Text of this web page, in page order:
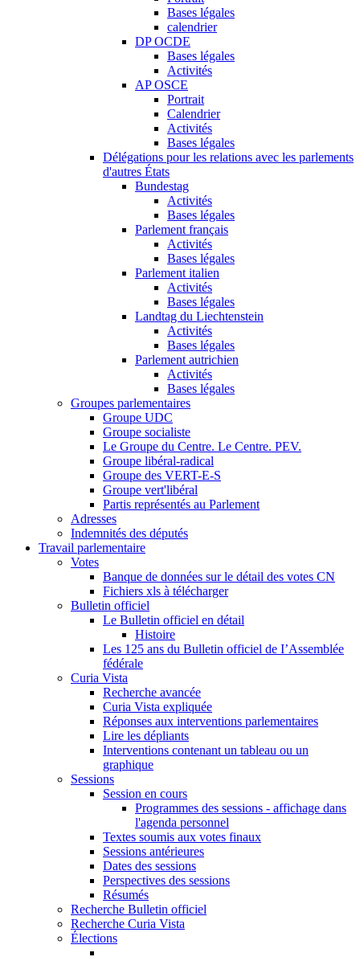
Bases légales
calendrier
DP OCDE
Bases légales
Activités
AP OSCE
Portrait
Calendrier
Activités
Bases légales
Délégations pour les relations avec les parlements
d'autres États
Bundestag
Activités
Bases légales
Parlement français
Activités
Bases légales
Parlement italien
Activités
Bases légales
Landtag du Liechtenstein
Activités
Bases légales
Parlement autrichien
Activités
Bases légales
Groupes parlementaires
Groupe UDC
Groupe socialiste
Le Groupe du Centre. Le Centre. PEV.
Groupe libéral-radical
Groupe des VERT-E-S
Groupe vert'libéral
Partis représentés au Parlement
Adresses
Indemnités des députés
Travail parlementaire
Votes
Banque de données sur le détail des votes CN
Fichiers xls à télécharger
Bulletin officiel
Le Bulletin officiel en détail
Histoire
Les 125 ans du Bulletin officiel de I’Assemblée
fédérale
Curia Vista
Recherche avancée
Curia Vista expliquée
Réponses aux interventions parlementaires
Lire les dépliants
Interventions contenant un tableau ou un
graphique
Sessions
Session en cours
Programmes des sessions - affichage dans
l'agenda personnel
Textes soumis aux votes finaux
Sessions antérieures
Dates des sessions
Perspectives des sessions
Résumés
Recherche Bulletin officiel
Recherche Curia Vista
Élections